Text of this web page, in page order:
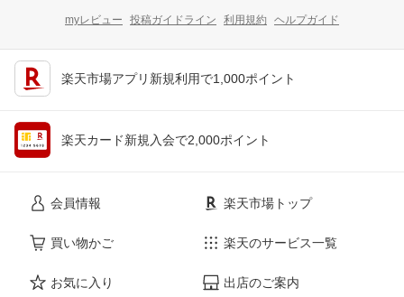
myレビュー 投稿ガイドライン 利用規約 ヘルプガイド
楽天市場アプリ新規利用で1,000ポイント
楽天カード新規入会で2,000ポイント
会員情報
買い物かご
お気に入り
楽天市場トップ
楽天のサービス一覧
出店のご案内